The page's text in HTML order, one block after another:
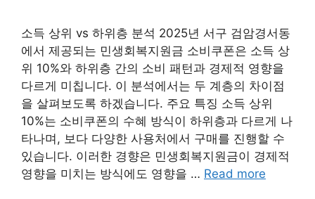
소득 상위 vs 하위층 분석 2025년 서구 검암경서동
에서 제공되는 민생회복지원금 소비쿠폰은 소득 상
위 10%와 하위층 간의 소비 패턴과 경제적 영향을
다르게 미칩니다. 이 분석에서는 두 계층의 차이점
을 살펴보도록 하겠습니다. 주요 특징 소득 상위
10%는 소비쿠폰의 수혜 방식이 하위층과 다르게 나
타나며, 보다 다양한 사용처에서 구매를 진행할 수
있습니다. 이러한 경향은 민생회복지원금이 경제적
영향을 미치는 방식에도 영향을 … Read more